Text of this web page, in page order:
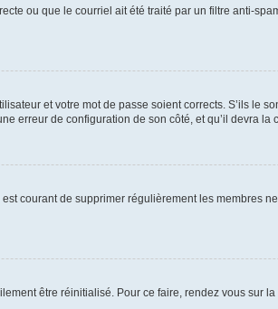
ou que le courriel ait été traité par un filtre anti-
et votre mot de passe soient corrects. S’ils le
erreur de configuration de son côté, et qu’il devra la
courant de supprimer régulièrement les membres
être réinitialisé. Pour ce faire, rendez vous sur